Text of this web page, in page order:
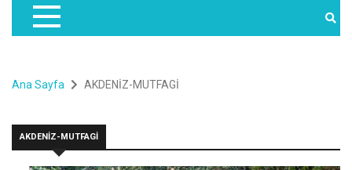
Ana Sayfa AKDENİZ-MUTFAGİ
AKDENİZ-MUTFAGİ